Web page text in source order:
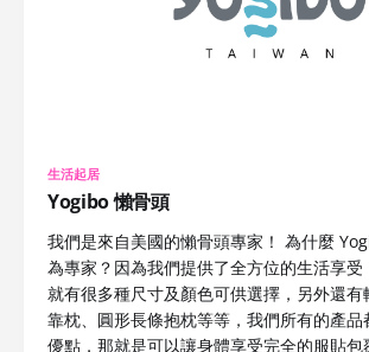
生活起居
Yogibo 懶骨頭
我們是來自美國的懶骨頭專家！ 為什麼
為專家？因為我們提供了全方位的生活享受
就有很多種尺寸及顏色可供選擇，另外還有
靠枕、圓形長條抱枕等等，我們所有的產品
優點，那就是可以讓身體享受完全的服貼包